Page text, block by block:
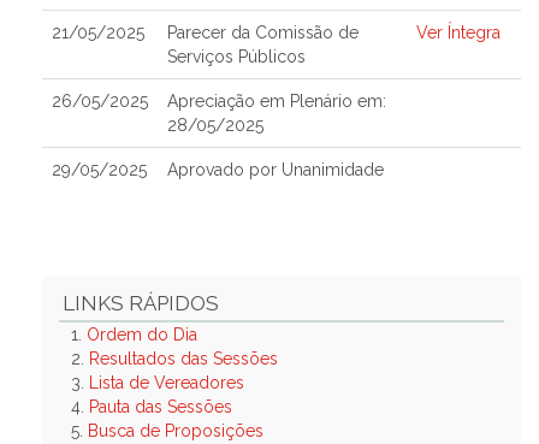
21/05/2025
Parecer da Comissão de
Serviços Públicos
Ver Íntegra
26/05/2025
Apreciação em Plenário em:
28/05/2025
29/05/2025 Aprovado por Unanimidade
LINKS RÁPIDOS
1. Ordem do Dia
2.
Resultados das Sessões
3.
Lista de Vereadores
4. Pauta das Sessões
5. Busca de Proposições